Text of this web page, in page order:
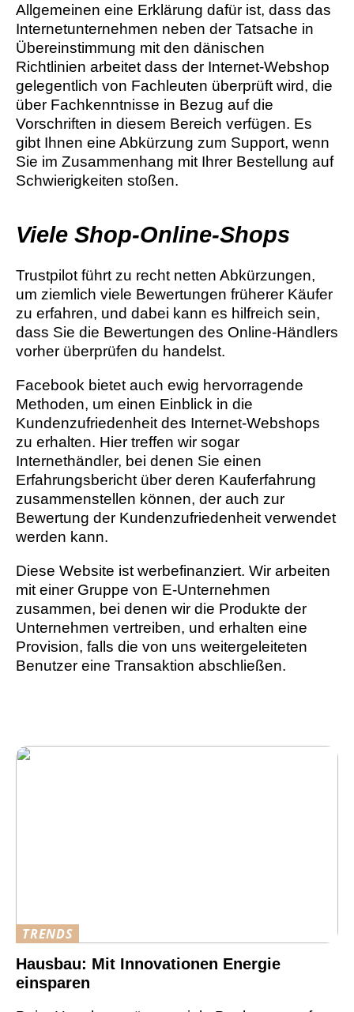
Allgemeinen eine Erklärung dafür ist, dass das
Internetunternehmen neben der Tatsache in
Übereinstimmung mit den dänischen
Richtlinien arbeitet dass der Internet-Webshop
gelegentlich von Fachleuten überprüft wird, die
über Fachkenntnisse in Bezug auf die
Vorschriften in diesem Bereich verfügen. Es
gibt Ihnen eine Abkürzung zum Support, wenn
Sie im Zusammenhang mit Ihrer Bestellung auf
Schwierigkeiten stoßen.
Viele Shop-Online-Shops
Trustpilot führt zu recht netten Abkürzungen,
um ziemlich viele Bewertungen früherer Käufer
zu erfahren, und dabei kann es hilfreich sein,
dass Sie die Bewertungen des Online-Händlers
vorher überprüfen du handelst.
Facebook bietet auch ewig hervorragende
Methoden, um einen Einblick in die
Kundenzufriedenheit des Internet-Webshops
zu erhalten. Hier treffen wir sogar
Internethändler, bei denen Sie einen
Erfahrungsbericht über deren Kauferfahrung
zusammenstellen können, der auch zur
Bewertung der Kundenzufriedenheit verwendet
werden kann.
Diese Website ist werbefinanziert. Wir arbeiten
mit einer Gruppe von E-Unternehmen
zusammen, bei denen wir die Produkte der
Unternehmen vertreiben, und erhalten eine
Provision, falls die von uns weitergeleiteten
Benutzer eine Transaktion abschließen.
TRENDS
Hausbau: Mit Innovationen Energie
einsparen